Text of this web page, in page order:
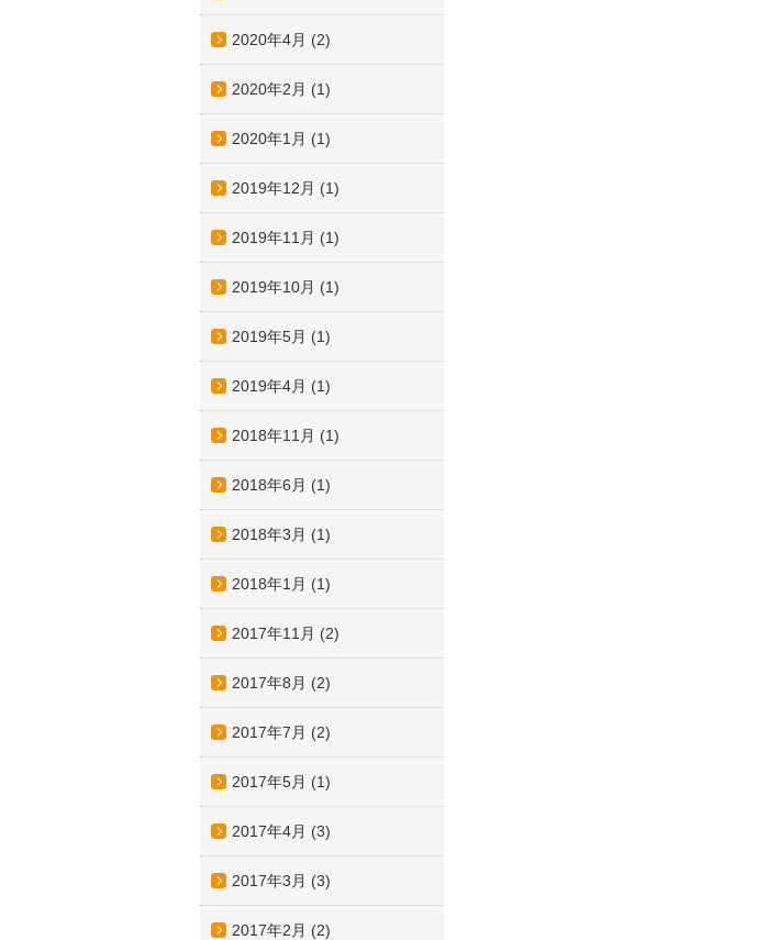
2020年4月 (2)
2020年2月 (1)
2020年1月 (1)
2019年12月 (1)
2019年11月 (1)
2019年10月 (1)
2019年5月 (1)
2019年4月 (1)
2018年11月 (1)
2018年6月 (1)
2018年3月 (1)
2018年1月 (1)
2017年11月 (2)
2017年8月 (2)
2017年7月 (2)
2017年5月 (1)
2017年4月 (3)
2017年3月 (3)
2017年2月 (2)